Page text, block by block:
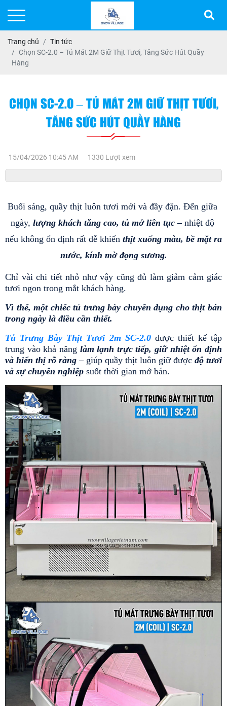
Trang chủ
Tin tức
Chọn SC-2.0 – Tủ Mát 2M Giữ Thịt Tươi, Tăng Sức Hút Quầy
Hàng
CHỌN SC-2.0 – TỦ MÁT 2M GIỮ THỊT TƯƠI,
TĂNG SỨC HÚT QUẦY HÀNG
15/04/2026 10:45 AM 1330 Lượt xem
Buổi sáng, quầy thịt luôn tươi mới và đầy đặn. Đến giữa
ngày, lượng khách tăng cao, tủ mở liên tục – nhiệt độ
nếu không ổn định rất dễ khiến thịt xuống màu, bề mặt ra
nước, kính mờ đọng sương.
Chỉ vài chi tiết nhỏ như vậy cũng đủ làm giảm cảm giác
tươi ngon trong mắt khách hàng.
Vì thế, một chiếc tủ trưng bày chuyên dụng cho thịt bán
trong ngày là điều cần thiết.
Tủ Trưng Bày Thịt Tươi 2m SC-2.0 được thiết kế tập
trung vào khả năng làm lạnh trực tiếp, giữ nhiệt ổn định
và hiển thị rõ ràng – giúp quầy thịt luôn giữ được độ tươi
và sự chuyên nghiệp suốt thời gian mở bán.